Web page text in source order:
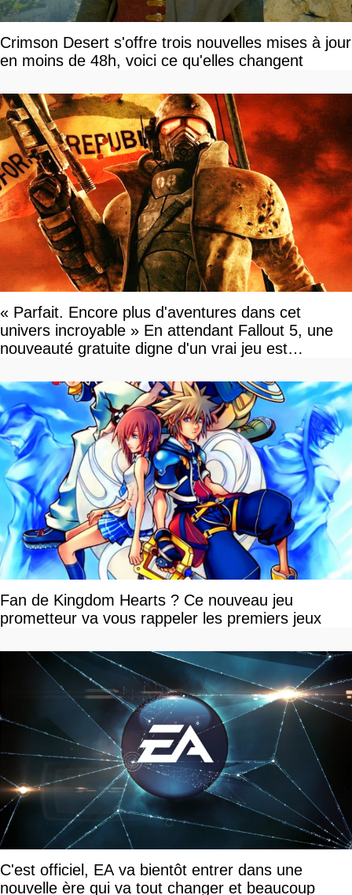
Crimson Desert s'offre trois nouvelles mises à jour
en moins de 48h, voici ce qu'elles changent
« Parfait. Encore plus d'aventures dans cet
univers incroyable » En attendant Fallout 5, une
nouveauté gratuite digne d'un vrai jeu est
Fan de Kingdom Hearts ? Ce nouveau jeu
prometteur va vous rappeler les premiers jeux
C'est officiel, EA va bientôt entrer dans une
nouvelle ère qui va tout changer et beaucoup